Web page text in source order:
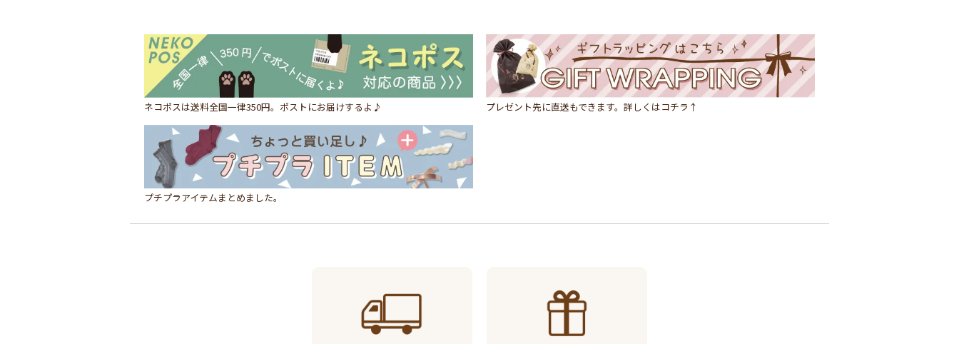
ネコポスは送料全国一律350円。ポストにお届けするよ♪ プレゼント先に直送もできます。詳しくはコチラ↑
プチプラアイテムまとめました。